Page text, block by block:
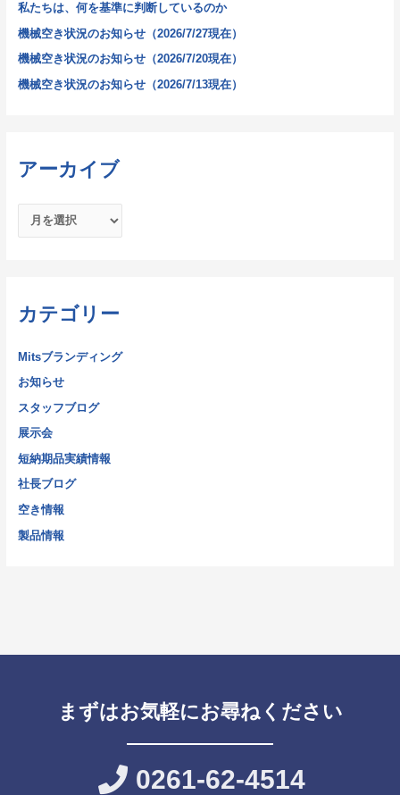
私たちは、何を基準に判断しているのか
機械空き状況のお知らせ（2026/7/27現在）
機械空き状況のお知らせ（2026/7/20現在）
機械空き状況のお知らせ（2026/7/13現在）
アーカイブ
カテゴリー
Mitsブランディング
お知らせ
スタッフブログ
展示会
短納期品実績情報
社長ブログ
空き情報
製品情報
まずはお気軽にお尋ねください
0261-62-4514